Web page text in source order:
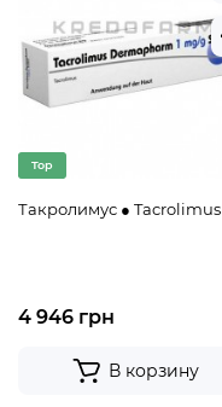
Top
Такролимус ● Tacrolimus
4 946 грн
В корзину